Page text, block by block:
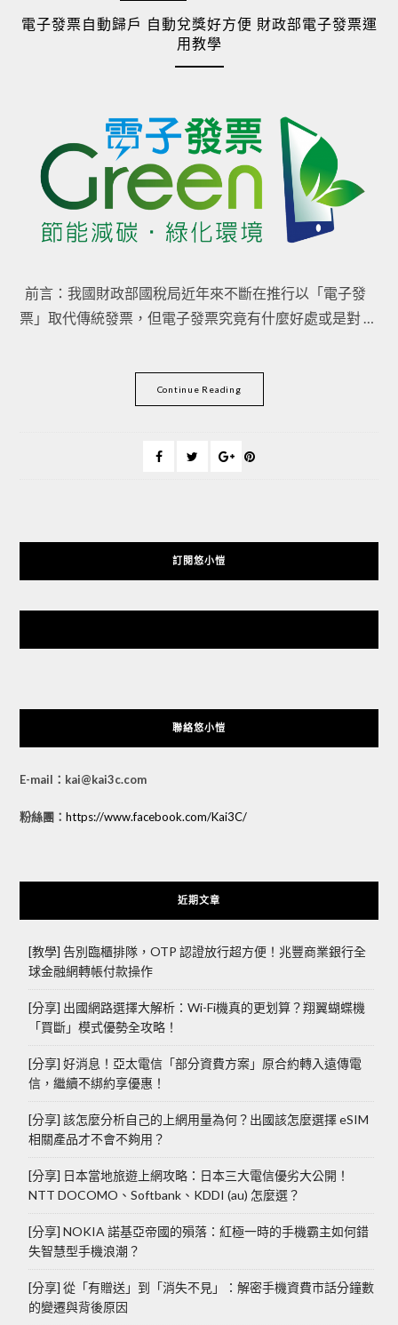
電子發票自動歸戶 自動兌獎好方便 財政部電子發票運
用教學
前言：我國財政部國稅局近年來不斷在推行以「電子發
票」取代傳統發票，但電子發票究竟有什麼好處或是對 …
Continue Reading
訂閱悠小愷
聯絡悠小愷
E-mail：kai@kai3c.com
粉絲團： https://www.facebook.com/Kai3C/
近期文章
[教學] 告別臨櫃排隊，OTP 認證放行超方便！兆豐商業銀行全
球金融網轉帳付款操作
[分享] 出國網路選擇大解析：Wi-Fi機真的更划算？翔翼蝴蝶機
「買斷」模式優勢全攻略！
[分享] 好消息！亞太電信「部分資費方案」原合約轉入遠傳電
信，繼續不綁約享優惠！
[分享] 該怎麼分析自己的上網用量為何？出國該怎麼選擇 eSIM
相關產品才不會不夠用？
[分享] 日本當地旅遊上網攻略：日本三大電信優劣大公開！
NTT DOCOMO、Softbank、KDDI (au) 怎麼選？
[分享] NOKIA 諾基亞帝國的殞落：紅極一時的手機霸主如何錯
失智慧型手機浪潮？
[分享] 從「有贈送」到「消失不見」：解密手機資費市話分鐘數
的變遷與背後原因